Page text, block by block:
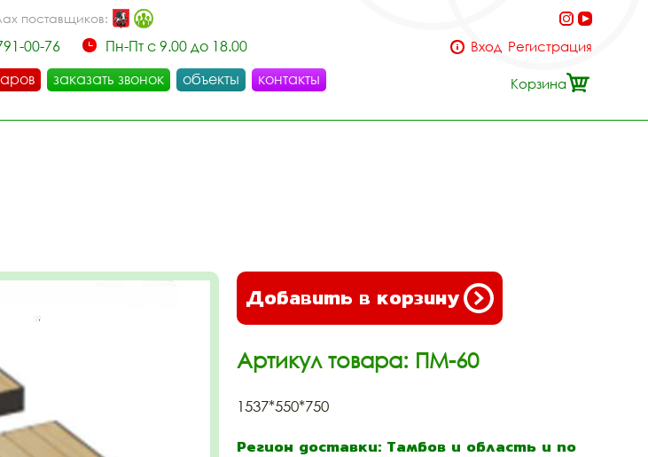
поставщиков:
00-76
Пн-Пт с 9.00 до 18.00
заказать звонок объекты контакты
Вход Регистрация
Корзина
Добавить в корзину
Артикул товара: ПМ-60
1537*550*750
Регион доставки: Тамбов и область и по